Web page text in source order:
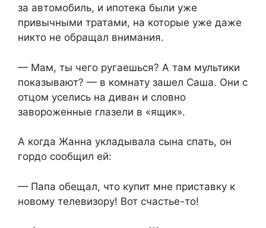
за автомобиль, и ипотека были уже
привычными тратами, на которые уже даже
никто не обращал внимания.
— Мам, ты чего ругаешься? А там мультики
показывают? — в комнату зашел Саша. Они с
отцом уселись на диван и словно
завороженные глазели в «ящик».
А когда Жанна укладывала сына спать, он
гордо сообщил ей:
— Папа обещал, что купит мне приставку к
новому телевизору! Вот счастье-то!